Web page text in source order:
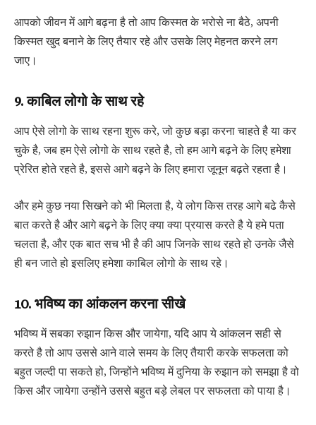
आपको जीवन में आगे बढ़ना है तो आप किस्मत के भरोसे ना बैठे, अपनी
किस्मत खुद बनाने के लिए तैयार रहे और उसके लिए मेहनत करने लग
जाए।
9. काबिल लोगो के साथ रहे
आप ऐसे लोगो के साथ रहना शुरू करे, जो कुछ बड़ा करना चाहते है या कर
चुके है, जब हम ऐसे लोगो के साथ रहते है, तो हम आगे बढ़ने के लिए हमेशा
प्रेरित होते रहते है, इससे आगे बढ़ने के लिए हमारा जूनून बढ़ते रहता है।
और हमे कुछ नया सिखने को भी मिलता है, ये लोग किस तरह आगे बढे कैसे
बात करते है और आगे बढ़ने के लिए क्या क्या प्रयास करते है ये हमे पता
चलता है, और एक बात सच भी है की आप जिनके साथ रहते हो उनके जैसे
ही बन जाते हो इसलिए हमेशा काबिल लोगो के साथ रहे।
10. भविष्य का आंकलन करना सीखे
भविष्य में सबका रुझान किस और जायेगा, यदि आप ये आंकलन सही से
करते है तो आप उससे आने वाले समय के लिए तैयारी करके सफलता को
बहुत जल्दी पा सकते हो, जिन्होंने भविष्य में दुनिया के रुझान को समझा है वो
किस और जायेगा उन्होंने उससे बहुत बड़े लेबल पर सफलता को पाया है।